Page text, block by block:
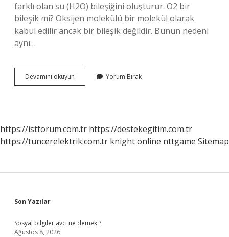
farklı olan su (H2O) bileşiğini oluşturur. O2 bir
bileşik mi? Oksijen molekülü bir molekül olarak
kabul edilir ancak bir bileşik değildir. Bunun nedeni
aynı…
Devamını okuyun
Tane
Yorum Bırak
https://istforum.com.tr https://destekegitim.com.tr
https://tuncerelektrik.com.tr knight online nttgame Sitemap
Sidebar
Son Yazılar
Sosyal bilgiler avcı ne demek ?
Ağustos 8, 2026